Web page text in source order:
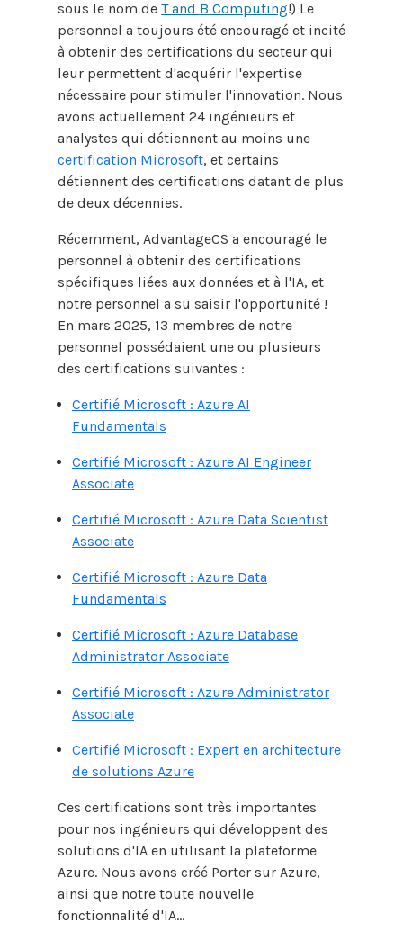
sous le nom de T and B Computing!) Le
personnel a toujours été encouragé et incité
à obtenir des certifications du secteur qui
leur permettent d'acquérir l'expertise
nécessaire pour stimuler l'innovation. Nous
avons actuellement 24 ingénieurs et
analystes qui détiennent au moins une
certification Microsoft, et certains
détiennent des certifications datant de plus
de deux décennies.
Récemment, AdvantageCS a encouragé le
personnel à obtenir des certifications
spécifiques liées aux données et à l'IA, et
notre personnel a su saisir l'opportunité !
En mars 2025, 13 membres de notre
personnel possédaient une ou plusieurs
des certifications suivantes :
Certifié Microsoft : Azure AI
Fundamentals
Certifié Microsoft : Azure AI Engineer
Associate
Certifié Microsoft : Azure Data Scientist
Associate
Certifié Microsoft : Azure Data
Fundamentals
Certifié Microsoft : Azure Database
Administrator Associate
Certifié Microsoft : Azure Administrator
Associate
Certifié Microsoft : Expert en architecture
de solutions Azure
Ces certifications sont très importantes
pour nos ingénieurs qui développent des
solutions d'IA en utilisant la plateforme
Azure. Nous avons créé Porter sur Azure,
ainsi que notre toute nouvelle
fonctionnalité d'IA...